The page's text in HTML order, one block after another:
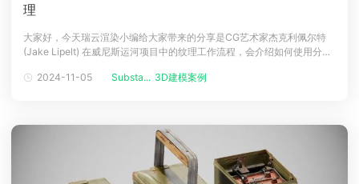
教育优惠
教育优惠
教育优惠
教育优惠
教育优惠
教育优惠
理
大家好，今天瑞云渲染小编给大家带来的分享是CG艺术家杰克利佩尔特
(Jake Lipelt) 在威尼斯运河项目中的纹理工作流程，会介绍如何使用分层
Lipelt，是一名自学成才的 3D 艺术家。在社区大学时，是把制作角色和生
2024-11-05 Substa... 3D建模案例